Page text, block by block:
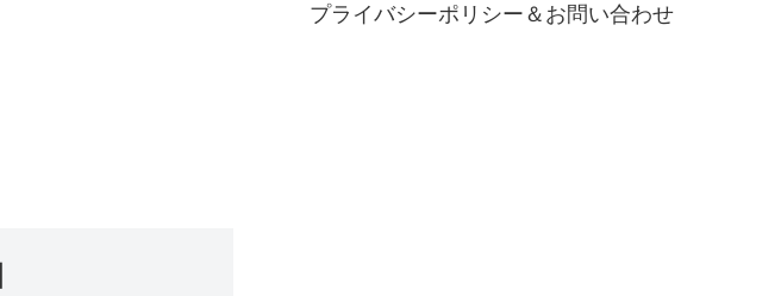
プライバシーポリシー＆お問い合わせ